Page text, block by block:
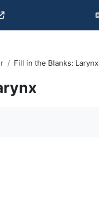
Fill in the Blanks: Larynx